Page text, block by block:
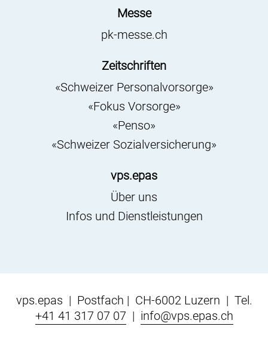
Messe
pk-messe.ch
Zeitschriften
«Schweizer Personalvorsorge»
«Fokus Vorsorge»
«Penso»
«Schweizer Sozialversicherung»
vps.epas
Über uns
Infos und Dienstleistungen
vps.epas | Postfach | CH-6002 Luzern | Tel.
+41 41 317 07 07 | info@vps.epas.ch